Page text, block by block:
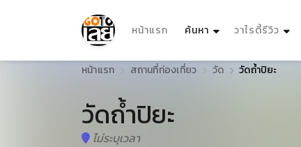
หน้าแรก ค้นหา (current)วาไรตี้รีวิว
หน้าแรก สถานที่ท่องเที่ยว วัด วัดถ้ำปิยะ
วัดถ้ำปิยะ
ไม่ระบุเวลา